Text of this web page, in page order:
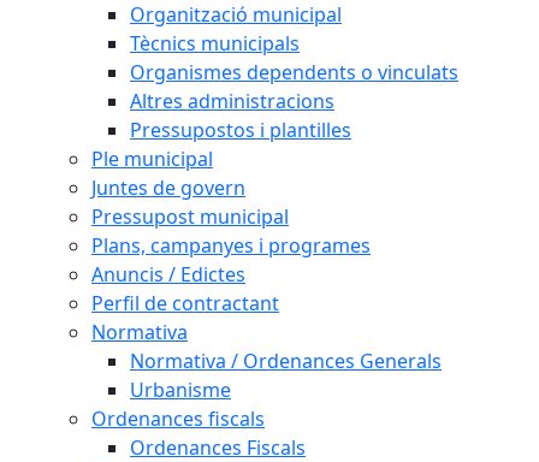
Organització municipal
Tècnics municipals
Organismes dependents o vinculats
Altres administracions
Pressupostos i plantilles
Ple municipal
Juntes de govern
Pressupost municipal
Plans, campanyes i programes
Anuncis / Edictes
Perfil de contractant
Normativa
Normativa / Ordenances Generals
Urbanisme
Ordenances fiscals
Ordenances Fiscals